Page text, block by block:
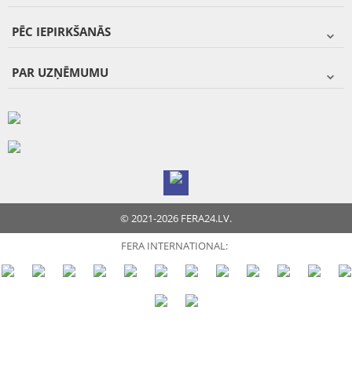
PĒC IEPIRKŠANĀS
PAR UZŅĒMUMU
© 2021-2026 FERA24.LV.
FERA INTERNATIONAL: